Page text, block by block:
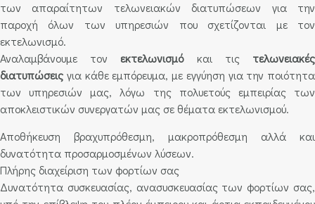
των απαραίτητων τελωνειακών διατυπώσεων για την
παροχή όλων των υπηρεσιών που σχετίζονται με τον
εκτελωνισμό.
Αναλαμβάνουμε τον εκτελωνισμόκαι τις τελωνειακές
διατυπώσεις για κάθε εμπόρευμα, με εγγύηση για την ποιότητα
των υπηρεσιών μας, λόγω της πολυετούς εμπειρίας των
αποκλειστικών συνεργατών μας σε θέματα εκτελωνισμού.
Αποθήκευση βραχυπρόθεσμη, μακροπρόθεσμη αλλά και
δυνατότητα προσαρμοσμένων λύσεων.
Πλήρης διαχείριση των φορτίων σας
Δυνατότητα συσκευασίας, ανασυσκευασίας των φορτίων σας,